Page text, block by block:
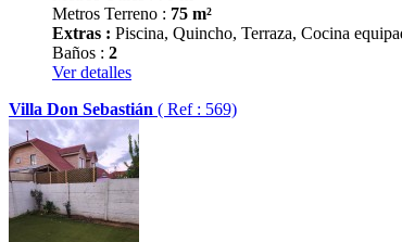
Metros Terreno : 75 m²
Extras : Piscina, Quincho, Terraza, Cocina
Baños : 2
Ver detalles
Villa Don Sebastián ( Ref : 569)